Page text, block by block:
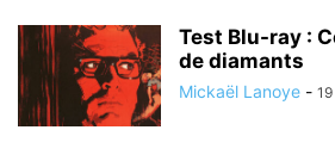
Test Blu-ray :
de diamants
Mickaël Lanoye -